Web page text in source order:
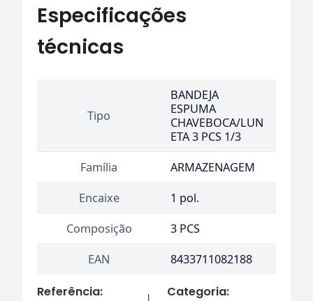
Especificações
técnicas
Tipo
BANDEJA
ESPUMA
CHAVEBOCA/LUN
ETA 3 PCS 1/3
Família
ARMAZENAGEM
Encaixe
1 pol.
Composição
3 PCS
EAN
8433711082188
Referência:
Categoria: